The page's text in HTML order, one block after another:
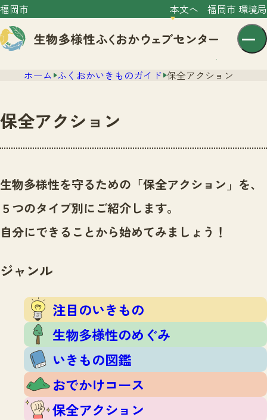
福岡市 本文へ 福岡市 環境局
センター紹介
センター紹介TOP
サイトポリシー
ニュース
ニュースTOP
市の取組み
いきものガイド
注目のいきもの
いきもの図鑑
おでかけコース
保全アクション
調査レポート
調査レポートTOP
調査結果
ふくおかいきものマップ
マッチング
マッチングTOP
掲載申し込みフォーム
お問合せ
ホーム ふくおかいきものガイド 保全アクション
保全アクション
生物多様性を守るための「保全アクション」を、
５つのタイプ別にご紹介します。
自分にできることから始めてみましょう！
ジャンル
注目のいきもの
生物多様性のめぐみ
いきもの図鑑
おでかけコース
保全アクション